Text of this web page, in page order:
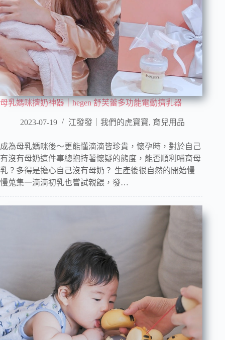
母乳媽咪擠奶神器｜hegen 舒芙蕾多功能電動擠乳器
2023-07-19 江發發｜我們的虎寶寶, 育兒用品
成為母乳媽咪後～更能懂滴滴皆珍貴，懷孕時，對於自己
有沒有母奶這件事總抱持著懷疑的態度，能否順利哺育母
乳？多得是擔心自己沒有母奶？ 生產後很自然的開始慢
慢蒐集一滴滴初乳也嘗試親餵，發…